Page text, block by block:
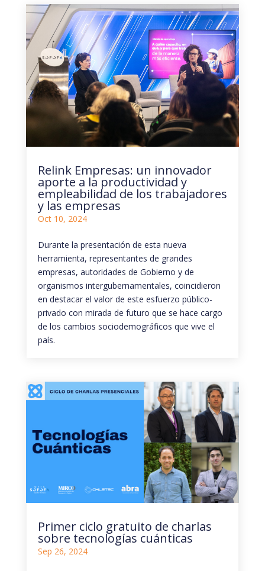
Relink Empresas: un innovador
aporte a la productividad y
empleabilidad de los trabajadores
y las empresas
Oct 10, 2024
Durante la presentación de esta nueva
herramienta, representantes de grandes
empresas, autoridades de Gobierno y de
organismos intergubernamentales, coincidieron
en destacar el valor de este esfuerzo público-
privado con mirada de futuro que se hace cargo
de los cambios sociodemográficos que vive el
país.
Primer ciclo gratuito de charlas
sobre tecnologías cuánticas
Sep 26, 2024